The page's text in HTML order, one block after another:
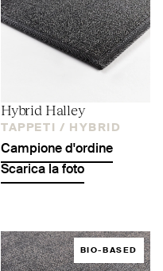
Hybrid Halley
TAPPETI / HYBRID
Campione d'ordine
Scarica la foto
BIO-BASED